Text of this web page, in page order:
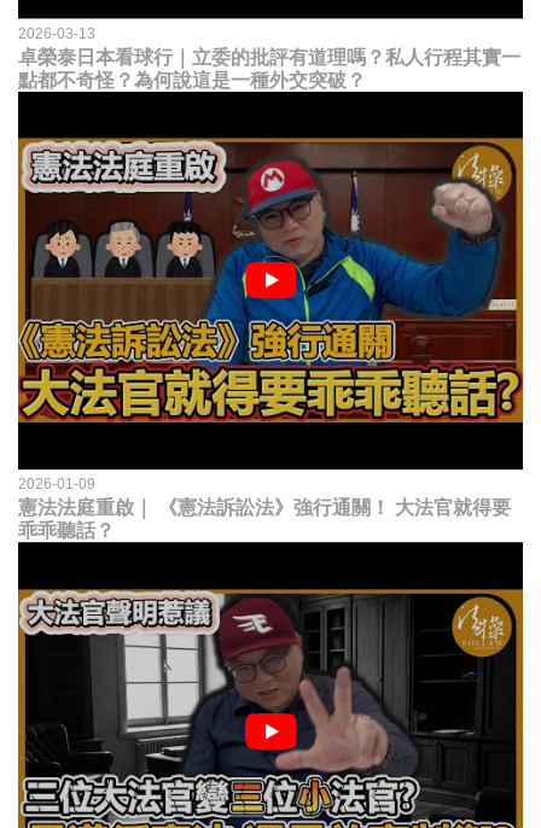
2026-03-13
卓榮泰日本看球行｜立委的批評有道理嗎？私人行程其實一
點都不奇怪？為何說這是一種外交突破？
2026-01-09
憲法法庭重啟｜ 《憲法訴訟法》強行通關！ 大法官就得要
乖乖聽話？